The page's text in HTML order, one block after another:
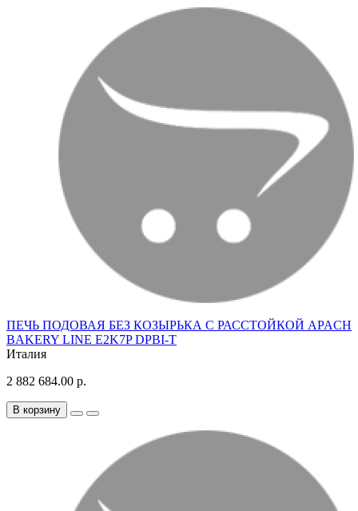
ПЕЧЬ ПОДОВАЯ БЕЗ КОЗЫРЬКА С РАССТОЙКОЙ APACH
BAKERY LINE E2K7P DPBI-T
Италия
2 882 684.00 р.
В корзину